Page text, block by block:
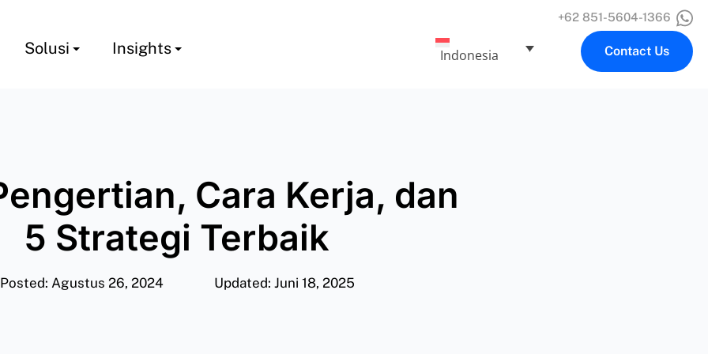
Solusi Insights Indonesia
+62 851-5604-1366
Contact Us
Cara Kerja, dan
5 Strategi Terbaik
Posted: Agustus 26, 2024 Updated: Juni 18, 2025